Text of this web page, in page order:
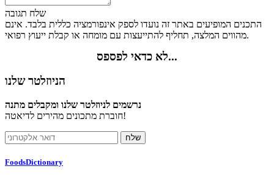
שלח תגובה
התכנים המופיעים באתר זה נועדו לספק אינפורמציה כללית בלבד. אינם
מהווים המלצה, תחליף להתייעצות עם מומחה או קבלת ייעוץ רפואי.
לא כדאי לפספס...
הניוזלטר שלנו
נרשמים לניוזלטר שלנו ומקבלים מתנה
חוברת מתכונים מהירים לדיאטה!
FoodsDictionary